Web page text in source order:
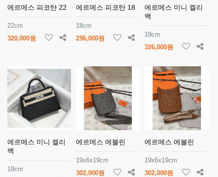
에르메스 피코탄 22
22cm
320,000원
에르메스 피코탄 18
18cm
296,000원
에르메스 미니 켈리
백
19cm
326,000원
에르메스 미니 켈리
백
19cm
에르메스 에블린
19x6x19cm
302,000원
에르메스 에블린
19x6x19cm
302,000원